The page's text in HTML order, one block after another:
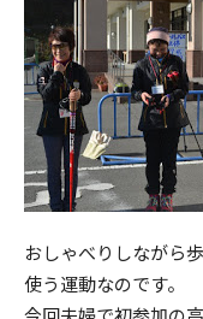
おしゃべりしながら
使う運動なのです。